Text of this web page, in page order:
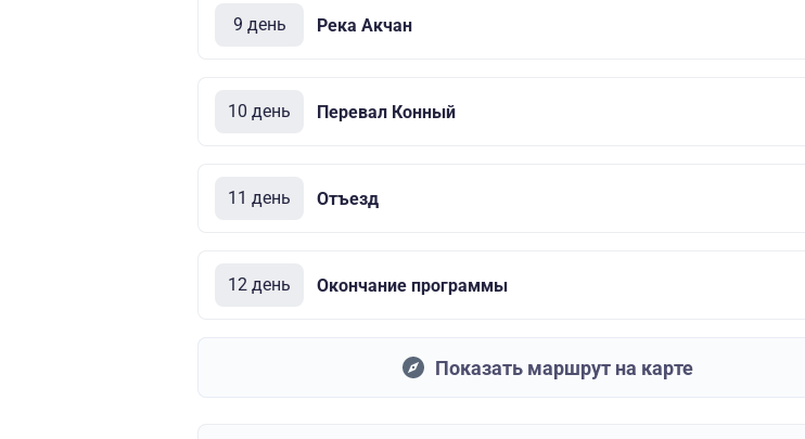
9 день Река Акчан
10 день Перевал Конный
11 день Отъезд
12 день Окончание программы
Показать маршрут на карте